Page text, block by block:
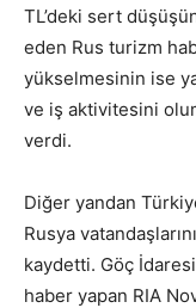
TL’deki sert
eden Rus turizm
yükselmesinin ise
ve iş aktivitesini
verdi.
Diğer yandan
Rusya
kaydetti. Göç İdaresi
haber yapan RIA